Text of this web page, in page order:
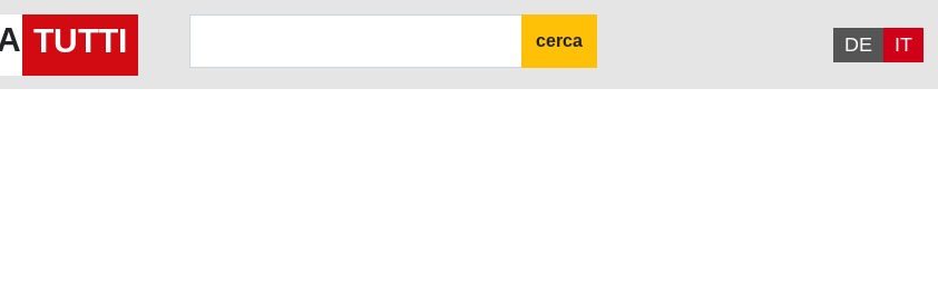
TUTTI cerca DE IT